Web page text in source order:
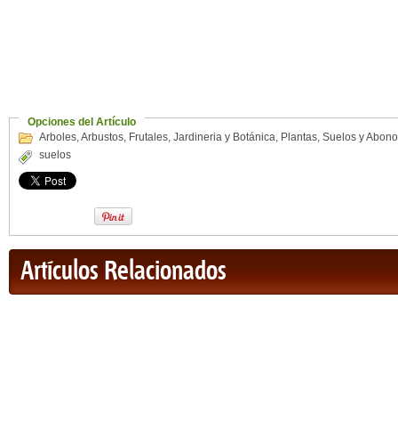
Opciones del Artículo
Arboles,Arbustos, Frutales, Jardineria y Botánica, Plantas, Suelos y
suelos
Artículos Relacionados